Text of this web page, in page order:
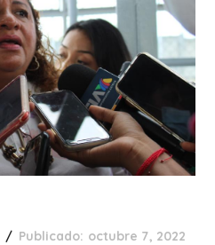
Publicado: octubre 7, 2022